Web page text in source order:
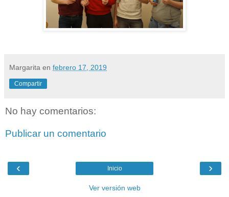
Margarita en febrero 17, 2019
Compartir
No hay comentarios:
Publicar un comentario
‹ ›
Inicio
Ver versión web